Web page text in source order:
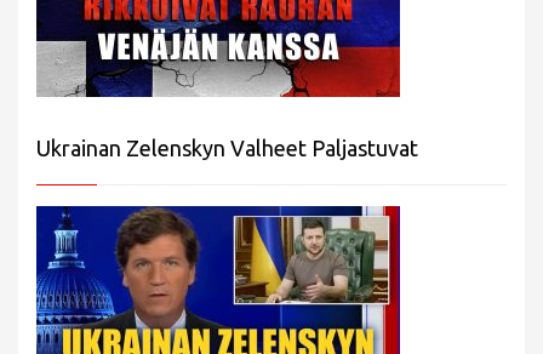
Ukrainan Zelenskyn Valheet Paljastuvat